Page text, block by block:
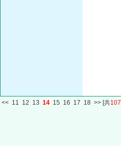
<< 11 12 13 14 15 16 17 18 >> [共107